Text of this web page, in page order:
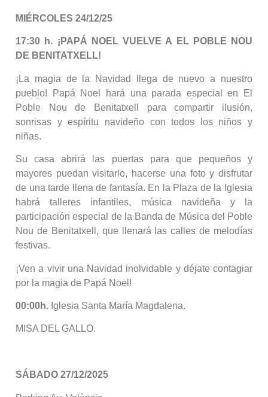
MIÉRCOLES 24/12/25
17:30 h. ¡PAPÁ NOEL VUELVE A EL POBLE NOU
DE BENITATXELL!
¡La magia de la Navidad llega de nuevo a nuestro
pueblo! Papá Noel hará una parada especial en El
Poble Nou de Benitatxell para compartir ilusión,
sonrisas y espíritu navideño con todos los niños y
niñas.
Su casa abrirá las puertas para que pequeños y
mayores puedan visitarlo, hacerse una foto y disfrutar
de una tarde llena de fantasía. En la Plaza de la Iglesia
habrá talleres infantiles, música navideña y la
participación especial de la Banda de Música del Poble
Nou de Benitatxell, que llenará las calles de melodías
festivas.
¡Ven a vivir una Navidad inolvidable y déjate contagiar
por la magia de Papá Noel!
00:00h. Iglesia Santa María Magdalena.
MISA DEL GALLO.
SÁBADO 27/12/2025